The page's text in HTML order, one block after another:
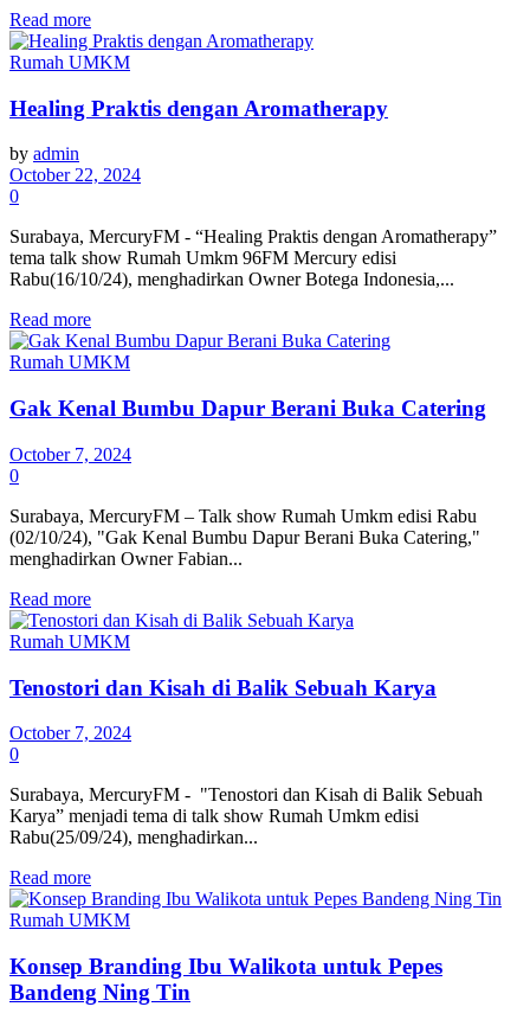
Read moreDetails
Rumah UMKM
Healing Praktis dengan Aromatherapy
by admin
October 22, 2024
0
Surabaya, MercuryFM - “Healing Praktis dengan Aromatherapy”
tema talk show Rumah Umkm 96FM Mercury edisi
Rabu(16/10/24), menghadirkan Owner Botega Indonesia,...
Read moreDetails
Rumah UMKM
Gak Kenal Bumbu Dapur Berani Buka Catering
October 7, 2024
0
Surabaya, MercuryFM – Talk show Rumah Umkm edisi Rabu
(02/10/24), "Gak Kenal Bumbu Dapur Berani Buka Catering,"
menghadirkan Owner Fabian...
Read moreDetails
Rumah UMKM
Tenostori dan Kisah di Balik Sebuah Karya
October 7, 2024
0
Surabaya, MercuryFM - "Tenostori dan Kisah di Balik Sebuah
Karya” menjadi tema di talk show Rumah Umkm edisi
Rabu(25/09/24), menghadirkan...
Read moreDetails
Rumah UMKM
Konsep Branding Ibu Walikota untuk Pepes
Bandeng Ning Tin